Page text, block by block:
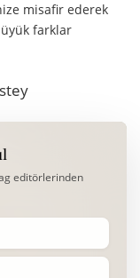
misafir ederek
farklar
editörlerinden